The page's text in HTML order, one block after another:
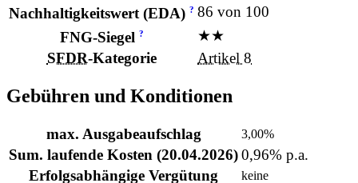
Nachhaltigkeitswert (EDA) ? 86 von 100
FNG-Siegel ?
★★
SFDR-Kategorie Artikel 8
Gebühren und Konditionen
max. Ausgabeaufschlag 3,00%
Sum. laufende Kosten (20.04.2026)0,96% p.a.
Erfolgsabhängige Vergütung
keine